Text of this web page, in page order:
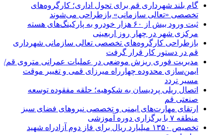
گام بلند شهرداری قم برای تحول اداری؛ کارگروه‌های
تخصصی «تعالی سازمانی» بازطراحی می‌شوند
ثبت ورود بیش از ۶۰ هزار خودرو به پارکینگ‌های هسته
مرکزی شهر در چهار روز اربعینی
بازطراحی کارگروه‌های تخصصی تعالی سازمانی شهرداری
قم در دستور کار قرار گرفت
مدیریت فوری ریزش موضعی در عملیات عمرانی متروی قم/
ایمن‌سازی محدوده چهارراه میرزای قمی و تغییر موقت
مسیر تردد
اتصال ریلی پردیسان به شکوهیه؛ حلقه مفقوده توسعه
صنعتی قم
ارتقای مهارت‌های ایمنی و تخصصی نیروهای فضای سبز
منطقه ۷ با برگزاری دوره آموزشی
تخصیص ۱۳۵۰ میلیارد ریال برای فاز دوم آزادراه شهید